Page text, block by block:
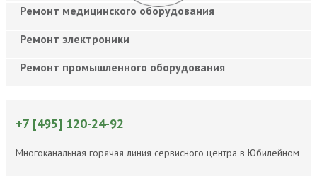
Ремонт медицинского оборудования
Ремонт электроники
Ремонт промышленного оборудования
+7 [495] 120-24-92
Многоканальная горячая линия сервисного центра в Юбилейном